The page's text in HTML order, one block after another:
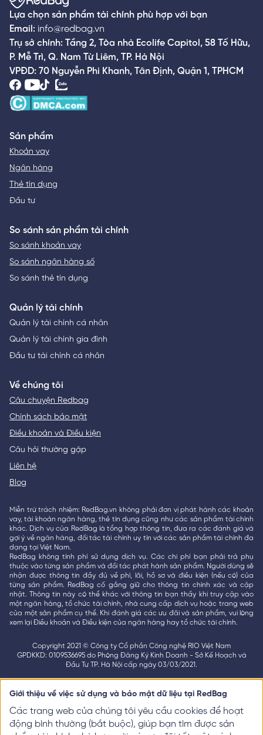
Lựa chọn sản phẩm tài chính phù hợp với bạn
Email: info@redbag.vn
Trụ sở chính: Tầng 2, Tòa nhà Ecolife Capitol, 58 Tố Hữu,
P. Mễ Trì, Q. Nam Từ Liêm, TP. Hà Nội
VPĐD: 70 Nguyễn Phi Khanh, Tân Định, Quận 1, TPHCM
Sản phẩm
Khoản vay
Ngân hàng
Thẻ tín dụng
Đầu tư
So sánh sản phẩm tài chính
So sánh khoản vay
So sánh ngân hàng số
So sánh thẻ tín dụng
Quản lý tài chính
Quản lý tài chính cá nhân
Quản lý tài chính gia đình
Đầu tư tài chính cá nhân
Về chúng tôi
Câu chuyện Redbag
Chính sách bảo mật
Điều khoản và Điều kiện
Câu hỏi thường gặp
Liên hệ
Blog
Miễn trừ trách nhiệm: RedBag.vn không phải đơn vị phát hành các khoản
vay, tài khoản ngân hàng, thẻ tín dụng cũng như các sản phẩm tài chính
khác. Dịch vụ của RedBag là tổng hợp thông tin, đưa ra các đánh giá và
gợi ý về ngân hàng, đối tác tài chính uy tín với các sản phẩm tài chính đa
dạng tại Việt Nam.
RedBag không tính phí sử dụng dịch vụ. Các chi phí bạn phải trả phụ
thuộc vào từng sản phẩm và đối tác phát hành sản phẩm. Người dùng sẽ
nhận được thông tin đầy đủ về phí, lãi, hồ sơ và điều kiện (nếu có) của
từng sản phẩm. RedBag cố gắng giữ cho thông tin chính xác và cập
nhật. Thông tin này có thể khác với thông tin bạn thấy khi truy cập vào
một ngân hàng, tổ chức tài chính, nhà cung cấp dịch vụ hoặc trang web
của một sản phẩm cụ thể. Khi đánh giá các ưu đãi và sản phẩm, vui lòng
xem lại Điều khoản và Điều kiện của ngân hàng hay tổ chức tài chính.
Copyright 2021 © Công ty Cổ phần Công nghệ RIO Việt Nam
GPDKKD: 0109536695 do Phòng Đăng Ký Kinh Doanh - Sở Kế Hoạch và
Đầu Tư TP. Hà Nội cấp ngày 03/03/2021.
Giới thiệu về việc sử dụng và bảo mật dữ liệu tại RedBag
Các trang web của chúng tôi yêu cầu cookies để hoạt
động bình thường (bắt buộc), giúp bạn tìm được sản